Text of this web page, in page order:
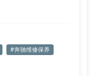
#奔驰维修保养